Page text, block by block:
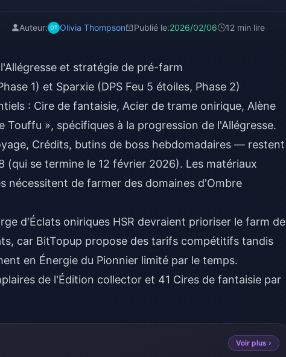
Auteur: Olivia Thompson Publié le:2026/02/06 12 min lire
et stratégie de pré-farm
1) et Sparxie (DPS Feu 5 étoiles, Phase 2)
: Cire de fantaisie, Acier de trame onirique, Alène
Touffu », spécifiques à la progression de l'Allégresse.
Crédits, butins de boss hebdomadaires — restent
(qui se termine le 12 février 2026). Les matériaux
nécessitent de farmer des domaines d'Ombre
d'Éclats oniriques HSR devraient prioriser le farm de
car BitTopup propose des tarifs compétitifs tandis
en Énergie du Pionnier limité par le temps.
de l'Édition collector et 41 Cires de fantaisie par
Voir plus ›